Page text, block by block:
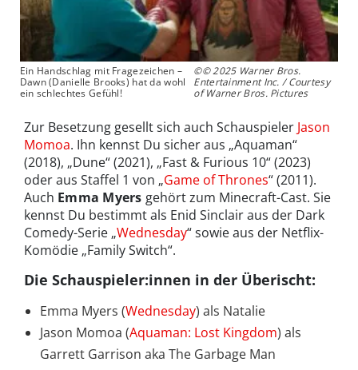
Ein Handschlag mit Fragezeichen –
Dawn (Danielle Brooks) hat da wohl
ein schlechtes Gefühl!
©© 2025 Warner Bros.
Entertainment Inc. / Courtesy
of Warner Bros. Pictures
Zur Besetzung gesellt sich auch Schauspieler Jason
Momoa. Ihn kennst Du sicher aus „Aquaman“
(2018), „Dune“ (2021), „Fast & Furious 10“ (2023)
oder aus Staffel 1 von „Game of Thrones“ (2011).
Auch Emma Myers gehört zum Minecraft-Cast. Sie
kennst Du bestimmt als Enid Sinclair aus der Dark
Comedy-Serie „Wednesday“ sowie aus der Netflix-
Komödie „Family Switch“.
Die Schauspieler:innen in der Überischt:
Emma Myers (Wednesday) als Natalie
Jason Momoa (Aquaman: Lost Kingdom) als
Garrett Garrison aka The Garbage Man